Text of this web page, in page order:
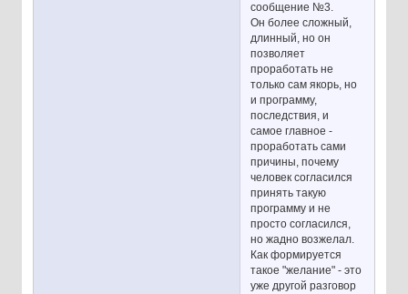
сообщение №3.
Он более сложный,
длинный, но он
позволяет
проработать не
только сам якорь, но
и программу,
последствия, и
самое главное -
проработать сами
причины, почему
человек согласился
принять такую
программу и не
просто согласился,
но жадно возжелал.
Как формируется
такое "желание" - это
уже другой разговор